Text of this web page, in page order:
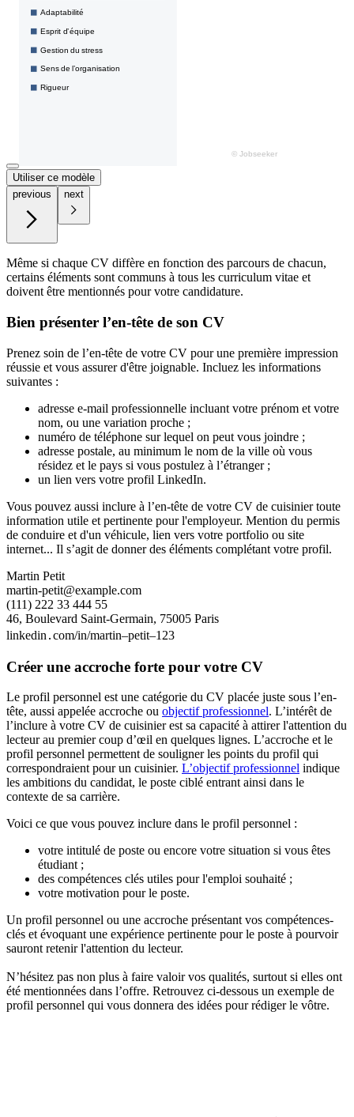
Utiliser ce modèle
previous
next
Même si chaque CV diffère en fonction des parcours de chacun,
certains éléments sont communs à tous les curriculum vitae et
doivent être mentionnés pour votre candidature.
Bien présenter l’en-tête de son CV
Prenez soin de l’en-tête de votre CV pour une première impression
réussie et vous assurer d'être joignable. Incluez les informations
suivantes :
adresse e-mail professionnelle incluant votre prénom et votre
nom, ou une variation proche ;
numéro de téléphone sur lequel on peut vous joindre ;
adresse postale, au minimum le nom de la ville où vous
résidez et le pays si vous postulez à l’étranger ;
un lien vers votre profil LinkedIn.
Vous pouvez aussi inclure à l’en-tête de votre CV de cuisinier toute
information utile et pertinente pour l'employeur. Mention du permis
de conduire et d'un véhicule, lien vers votre portfolio ou site
internet... Il s’agit de donner des éléments complétant votre profil.
Martin Petit
martin-petit@example.com
(111) 222 33 444 55
46, Boulevard Saint-Germain, 75005 Paris
linkedin․com/in/martin–petit–123
Créer une accroche forte pour votre CV
Le profil personnel est une catégorie du CV placée juste sous l’en-
tête, aussi appelée accroche ou objectif professionnel. L’intérêt de
l’inclure à votre CV de cuisinier est sa capacité à attirer l'attention du
lecteur au premier coup d’œil en quelques lignes. L’accroche et le
profil personnel permettent de souligner les points du profil qui
correspondraient pour un cuisinier. L’objectif professionnel indique
les ambitions du candidat, le poste ciblé entrant ainsi dans le
contexte de sa carrière.
Voici ce que vous pouvez inclure dans le profil personnel :
votre intitulé de poste ou encore votre situation si vous êtes
étudiant ;
des compétences clés utiles pour l'emploi souhaité ;
votre motivation pour le poste.
Un profil personnel ou une accroche présentant vos compétences-
clés et évoquant une expérience pertinente pour le poste à pourvoir
sauront retenir l'attention du lecteur.
N’hésitez pas non plus à faire valoir vos qualités, surtout si elles ont
été mentionnées dans l’offre. Retrouvez ci-dessous un exemple de
profil personnel qui vous donnera des idées pour rédiger le vôtre.